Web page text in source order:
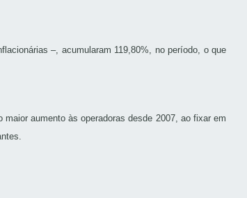
–, acumularam 119,80%, no período, o que
aumento às operadoras desde 2007, ao fixar em